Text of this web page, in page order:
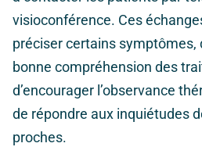
visioconférence. Ces
préciser certains symptômes,
bonne compréhension des
d’encourager l’observance
de répondre aux inquiétudes
proches.